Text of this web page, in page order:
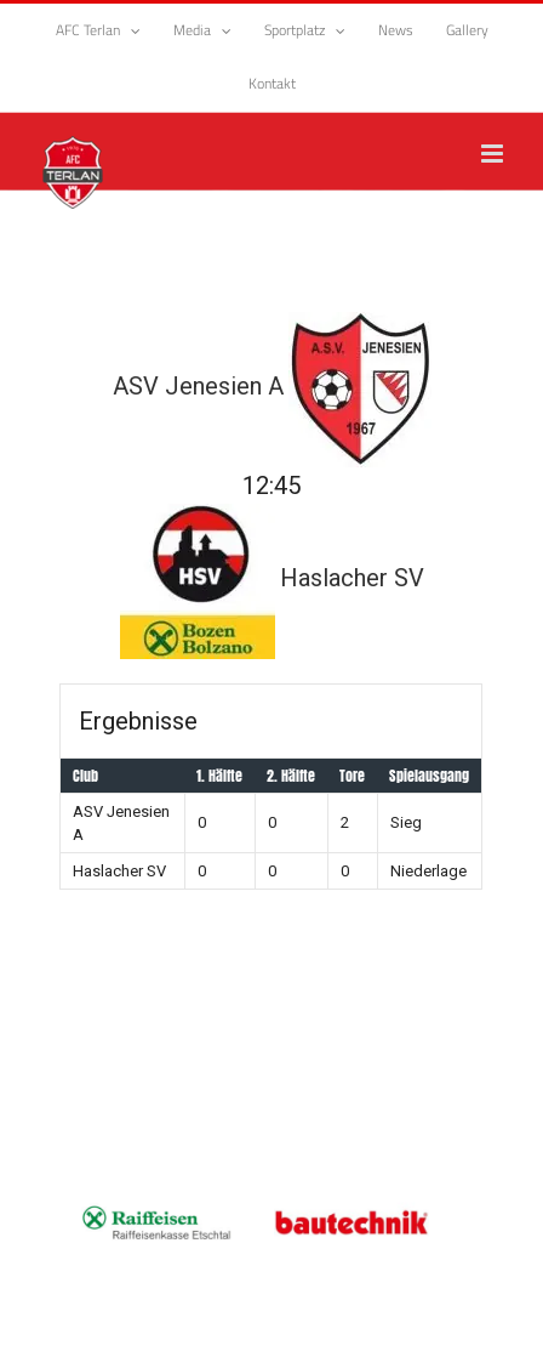
Zum
AFC Terlan Media Sportplatz News Gallery
Kontakt
ASV Jenesien A
12:45
Haslacher SV
Ergebnisse
Club 1. Hälfte 2. Hälfte Tore Spielausgang
ASV Jenesien
A
0 0 2 Sieg
Haslacher SV 0 0 0 Niederlage